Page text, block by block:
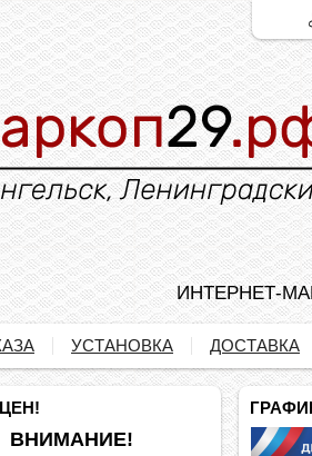
ИНТЕРНЕТ-
УСТАНОВКА ДОСТАВКА
ВНИМАНИЕ!